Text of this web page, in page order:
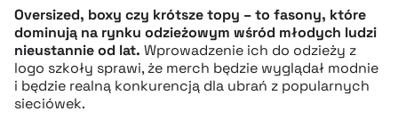
Oversized, boxy czy krótsze topy – to fasony, które
dominują na rynku odzieżowym wśród młodych ludzi
nieustannie od lat. Wprowadzenie ich do odzieży z
logo szkoły sprawi, że merch będzie wyglądał modnie
i będzie realną konkurencją dla ubrań z popularnych
sieciówek.